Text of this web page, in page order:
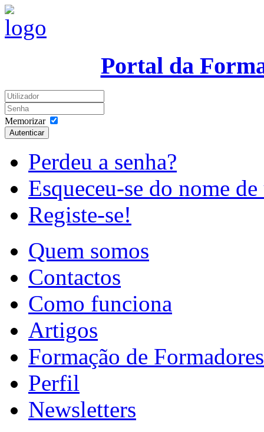
Portal da
Memorizar
Autenticar
Perdeu a senha?
Esqueceu-se do nome
Registe-se!
Quem somos
Contactos
Como funciona
Artigos
Formação de Formadores
Perfil
Newsletters